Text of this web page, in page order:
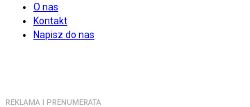
O nas
Kontakt
Napisz do nas
REKLAMA I PRENUMERATA